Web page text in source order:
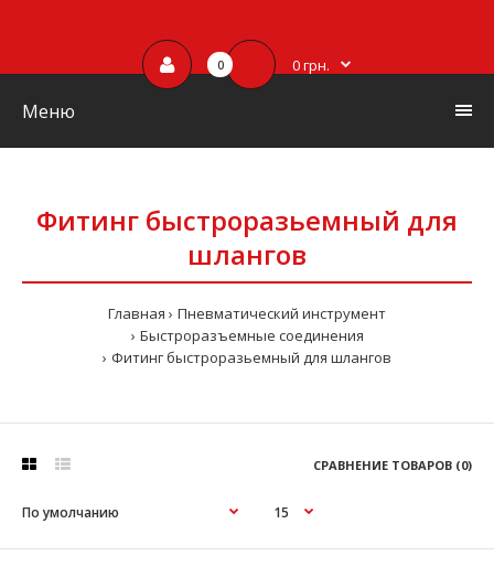
0 0 грн.
Меню
Фитинг быстроразьемный для
шлангов
Главная
Пневматический инструмент
Быстроразъемные соединения
Фитинг быстроразьемный для шлангов
СРАВНЕНИЕ ТОВАРОВ (0)